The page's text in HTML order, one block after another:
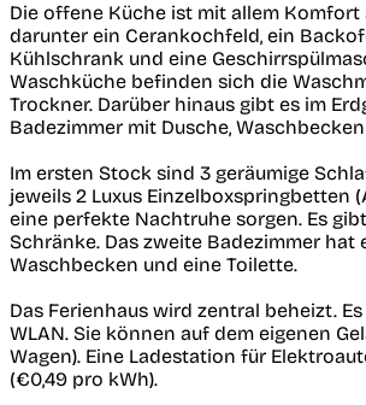
Die offene Küche ist mit allem Komfort
darunter ein Cerankochfeld, ein
Kühlschrank und eine
Waschküche befinden sich die
Trockner. Darüber hinaus gibt es im
Badezimmer mit Dusche,
Im ersten Stock sind 3 geräumige
jeweils 2 Luxus Einzelboxspringbetten
eine perfekte Nachtruhe sorgen. Es
Schränke. Das zweite Badezimmer hat
Waschbecken und eine Toilette.
Das Ferienhaus wird zentral beheizt.
WLAN. Sie können auf dem eigenen
Wagen). Eine Ladestation für
(€0,49 pro kWh).